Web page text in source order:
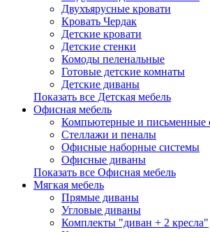
Двухъярусные кровати
Кровать Чердак
Детские кровати
Детские стенки
Комоды пеленальные
Готовые детские комнаты
Детские диваны
Показать все Детская мебель
Офисная мебель
Компьютерные и письменные
Стеллажи и пеналы
Офисные наборные системы
Офисные диваны
Показать все Офисная мебель
Мягкая мебель
Прямые диваны
Угловые диваны
Комплекты "диван + 2 кресла"